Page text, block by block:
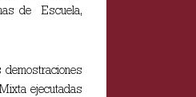
de Escuela,
ejecutadas